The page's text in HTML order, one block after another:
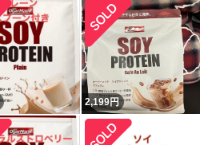
2,199円